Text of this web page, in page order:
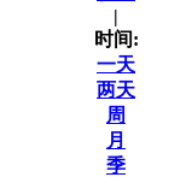
|
时间:
一天
两天
周
月
季